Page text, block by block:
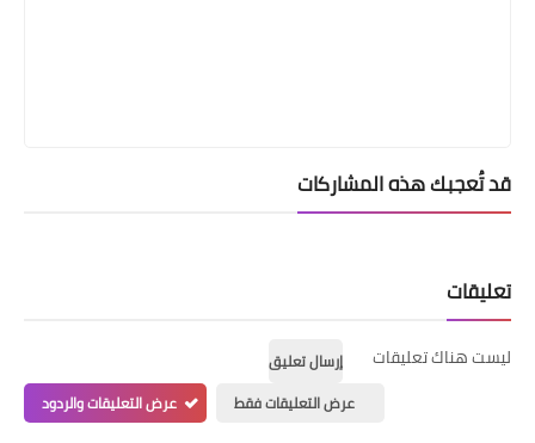
قد تُعجبك هذه المشاركات
تعليقات
ليست هناك تعليقات
إرسال تعليق
عرض التعليقات فقط
عرض التعليقات والردود